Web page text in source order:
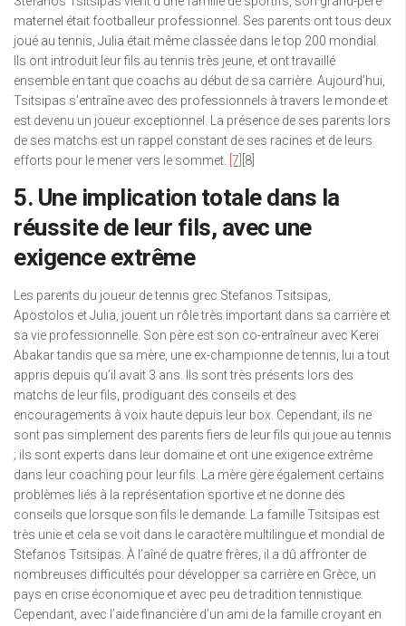
maternel était footballeur professionnel. Ses parents ont tous deux
joué au tennis, Julia était même classée dans le top 200 mondial.
Ils ont introduit leur fils au tennis très jeune, et ont travaillé
ensemble en tant que coachs au début de sa carrière. Aujourd’hui,
Tsitsipas s’entraîne avec des professionnels à travers le monde et
est devenu un joueur exceptionnel. La présence de ses parents lors
de ses matchs est un rappel constant de ses racines et de leurs
efforts pour le mener vers le sommet. [7] [8]
5. Une implication totale dans la
réussite de leur fils, avec une
exigence extrême
Les parents du joueur de tennis grec Stefanos Tsitsipas,
Apostolos et Julia, jouent un rôle très important dans sa carrière et
sa vie professionnelle. Son père est son co-entraîneur avec Kerei
Abakar tandis que sa mère, une ex-championne de tennis, lui a tout
appris depuis qu’il avait 3 ans. Ils sont très présents lors des
matchs de leur fils, prodiguant des conseils et des
encouragements à voix haute depuis leur box. Cependant, ils ne
sont pas simplement des parents fiers de leur fils qui joue au tennis
; ils sont experts dans leur domaine et ont une exigence extrême
dans leur coaching pour leur fils. La mère gère également certains
problèmes liés à la représentation sportive et ne donne des
conseils que lorsque son fils le demande. La famille Tsitsipas est
très unie et cela se voit dans le caractère multilingue et mondial de
Stefanos Tsitsipas. À l’aîné de quatre frères, il a dû affronter de
nombreuses difficultés pour développer sa carrière en Grèce, un
pays en crise économique et avec peu de tradition tennistique.
Cependant, avec l’aide financière d’un ami de la famille croyant en